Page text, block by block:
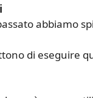
abbiamo
di eseguire